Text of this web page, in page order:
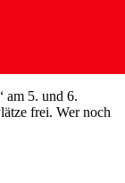
am 5. und 6.
frei. Wer noch